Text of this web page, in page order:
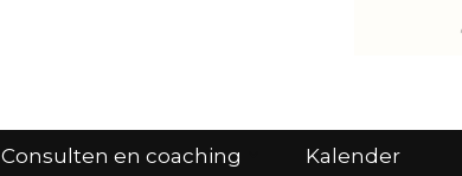
Consulten en coaching Kalender